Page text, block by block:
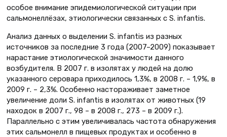
особое внимание эпидемиологической ситуации при
сальмонеллёзах, этиологически связанных с S. infantis.
Анализ данных о выделении S. infantis из разных
источников за последние 3 года (2007–2009) показывает
нарастание этиологической значимости данного
возбудителя. В 2007 г. в изолятах у людей на долю
указанного серовара приходилось 1,3%, в 2008 г. – 1,9%, в
2009 г. – 2,3%. Особенно настораживает заметное
увеличение доли S. infantis в изолятах от животных (19
находок в 2007 г., 98 – в 2008 г., 273 – в 2009 г.).
Параллельно с этим увеличивалась частота обнаружения
этих сальмонелл в пищевых продуктах и особенно в